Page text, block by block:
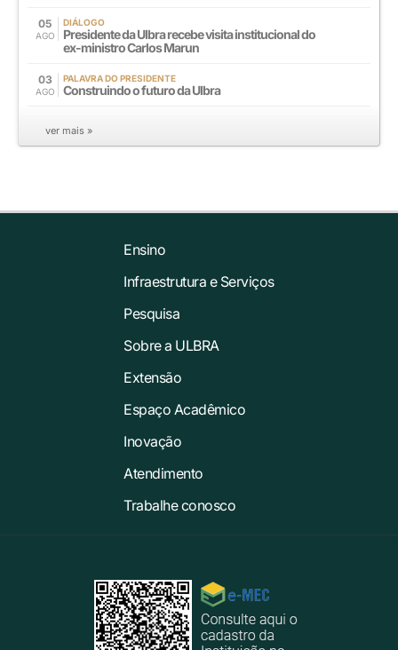
05
AGO
DIÁLOGO
Presidente da Ulbra recebe visita institucional do
ex-ministro Carlos Marun
03
AGO
PALAVRA DO PRESIDENTE
Construindo o futuro da Ulbra
ver mais »
Ensino
Infraestrutura e Serviços
Pesquisa
Sobre a ULBRA
Extensão
Espaço Acadêmico
Inovação
Atendimento
Trabalhe conosco